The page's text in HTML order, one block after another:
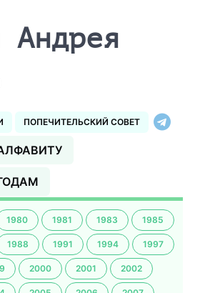
Андрея
ПОПЕЧИТЕЛЬСКИЙ СОВЕТ
1980 1981 1983 1985
1988 1991 1994 1997
2000 2001 2002